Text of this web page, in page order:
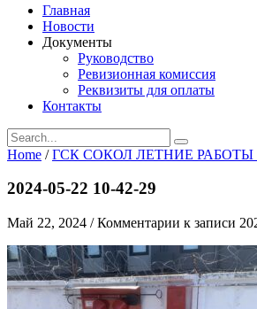
Главная
Новости
Документы
Руководство
Ревизионная комиссия
Реквизиты для оплаты
Контакты
Home / ГСК СОКОЛ ЛЕТНИЕ РАБОТЫ
2024-05-22 10-42-29
Май 22, 2024 /Комментарии к записи